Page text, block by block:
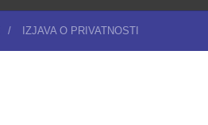
/ IZJAVA O PRIVATNOSTI